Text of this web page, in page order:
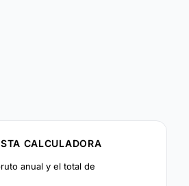
CALCULADORA
anual y el total de